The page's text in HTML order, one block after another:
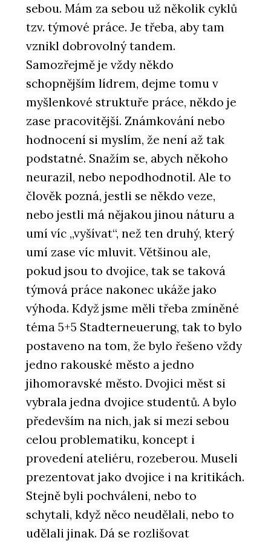
sebou. Mám za sebou už několik cyklů
tzv. týmové práce. Je třeba, aby tam
vznikl dobrovolný tandem.
Samozřejmě je vždy někdo
schopnějším lídrem, dejme tomu v
myšlenkové struktuře práce, někdo je
zase pracovitější. Známkování nebo
hodnocení si myslím, že není až tak
podstatné. Snažím se, abych někoho
neurazil, nebo nepodhodnotil. Ale to
člověk pozná, jestli se někdo veze,
nebo jestli má nějakou jinou náturu a
umí víc „vyšívat“, než ten druhý, který
umí zase víc mluvit. Většinou ale,
pokud jsou to dvojice, tak se taková
týmová práce nakonec ukáže jako
výhoda. Když jsme měli třeba zmíněné
téma 5+5 Stadterneuerung, tak to bylo
postaveno na tom, že bylo řešeno vždy
jedno rakouské město a jedno
jihomoravské město. Dvojici měst si
vybrala jedna dvojice studentů. A bylo
především na nich, jak si mezi sebou
celou problematiku, koncept i
provedení ateliéru, rozeberou. Museli
prezentovat jako dvojice i na kritikách.
Stejně byli pochváleni, nebo to
schytali, když něco neudělali, nebo to
udělali jinak. Dá se rozlišovat